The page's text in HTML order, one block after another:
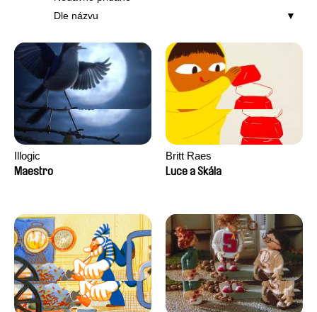
Dle názvu
Illogic
Maestro
Britt Raes
Luce a Skála